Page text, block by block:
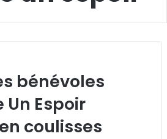
bénévoles
Un Espoir
coulisses